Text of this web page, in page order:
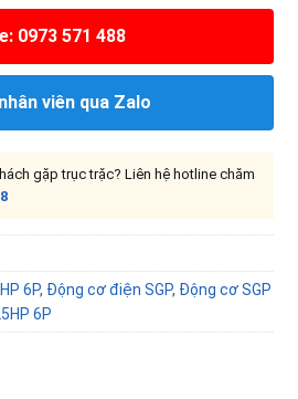
0973 571 488
viên qua Zalo
gặp trục trặc? Liên hệ hotline chăm
6P, Động cơ điện SGP, Động cơ SGP
6P